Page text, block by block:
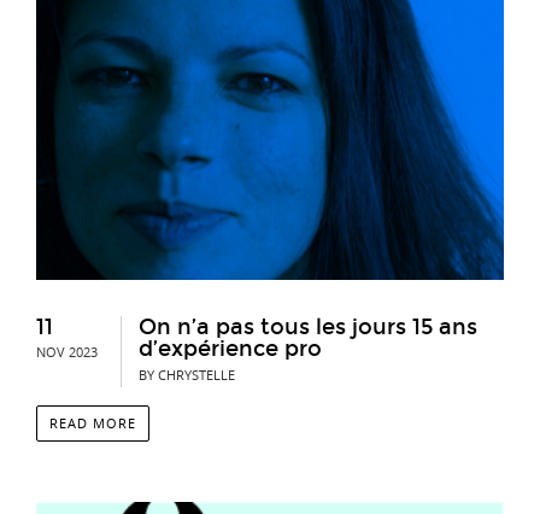
11
NOV 2023
On n’a pas tous les jours 15 ans
d’expérience pro
BY CHRYSTELLE
READ MORE